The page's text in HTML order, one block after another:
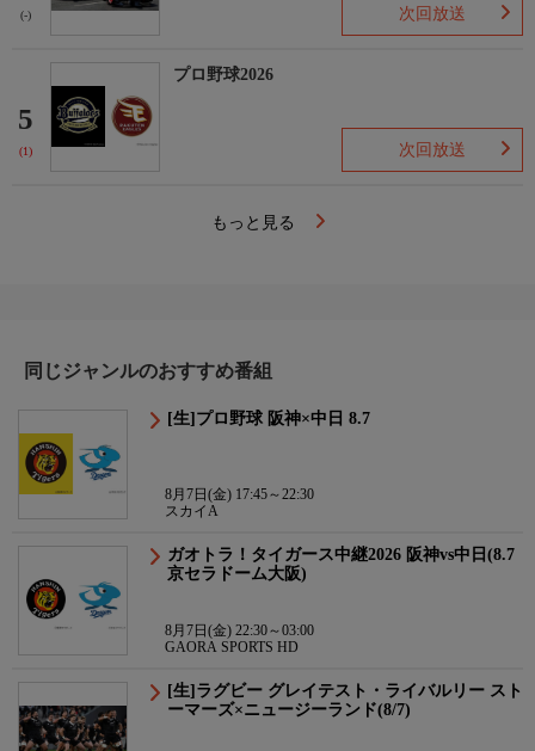
(-) 次回放送
5
(1)
プロ野球2026
次回放送
もっと見る
同じジャンルのおすすめ番組
[生]プロ野球 阪神×中日 8.7
8月7日(金) 17:45～22:30
スカイA
ガオトラ！タイガース中継2026 阪神vs中日(8.7
京セラドーム大阪)
8月7日(金) 22:30～03:00
GAORA SPORTS HD
[生]ラグビー グレイテスト・ライバルリー スト
ーマーズ×ニュージーランド(8/7)